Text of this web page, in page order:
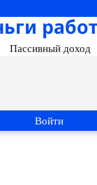
Пассивный доход
Войти